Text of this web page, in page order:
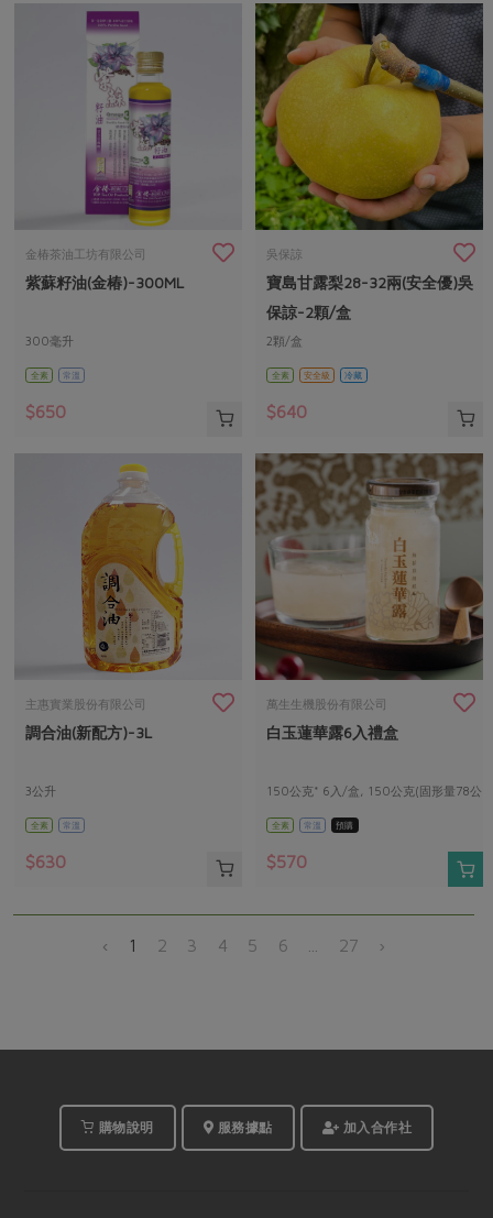
金椿茶油工坊有限公司
紫蘇籽油(金椿)-300ML
300毫升
全素 常溫
$650
吳保諒
寶島甘露梨28-32兩(安全優)吳
保諒-2顆/盒
2顆/盒
全素 安全級 冷藏
$640
主惠實業股份有限公司
調合油(新配方)-3L
3公升
全素 常溫
$630
萬生生機股份有限公司
白玉蓮華露6入禮盒
150公克* 6入/盒, 150公克(固形量78公
克)/入
全素 常溫 預購
$570
‹ 1 2 3 4 5 6 27 ›
購物說明 服務據點 加入合作社